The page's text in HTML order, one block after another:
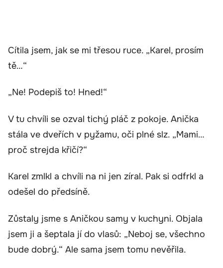
Cítila jsem, jak se mi třesou ruce. „Karel, prosím
tě…“
„Ne! Podepiš to! Hned!“
V tu chvíli se ozval tichý pláč z pokoje. Anička
stála ve dveřích v pyžamu, oči plné slz. „Mami…
proč strejda křičí?“
Karel zmlkl a chvíli na ni jen zíral. Pak si odfrkl a
odešel do předsíně.
Zůstaly jsme s Aničkou samy v kuchyni. Objala
jsem ji a šeptala jí do vlasů: „Neboj se, všechno
bude dobrý.“ Ale sama jsem tomu nevěřila.